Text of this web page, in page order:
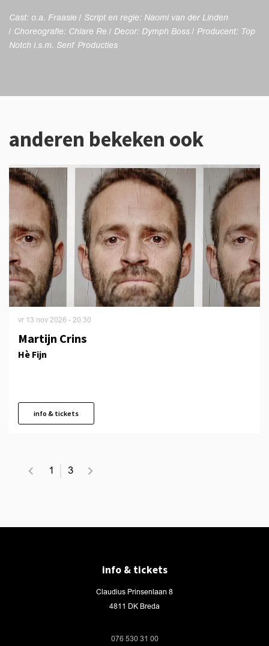
Cast: o.a. Fraasie / Script en regie: Naomi van der Linden
/ Choreografie: Chiare Re / Decor: Dymph Boss / Producent: Top
Notch i.s.m. Senf Producties
anderen bekeken ook
Martijn Crins
Hè Fijn
vr 13 nov 2026 - 20.30
info & tickets
1 3
info & tickets
Claudius Prinsenlaan 8
4811 DK Breda
076 530 31 00